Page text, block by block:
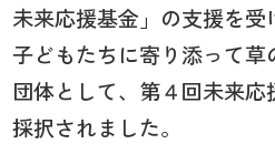
未来応援基金」の支援を受
子どもたちに寄り添って草
団体として、第４回未来
採択されました。